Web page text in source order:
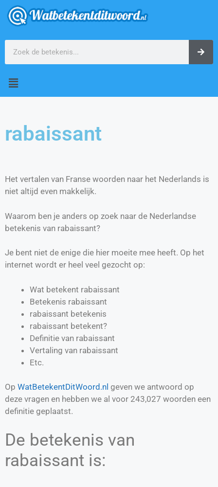
rabaissant
Het vertalen van Franse woorden naar het Nederlands is
niet altijd even makkelijk.
Waarom ben je anders op zoek naar de Nederlandse
betekenis van rabaissant?
Je bent niet de enige die hier moeite mee heeft. Op het
internet wordt er heel veel gezocht op:
Wat betekent rabaissant
Betekenis rabaissant
rabaissant betekenis
rabaissant betekent?
Definitie van rabaissant
Vertaling van rabaissant
Etc.
Op WatBetekentDitWoord.nl geven we antwoord op
deze vragen en hebben we al voor 243,027 woorden een
definitie geplaatst.
De betekenis van
rabaissant is: